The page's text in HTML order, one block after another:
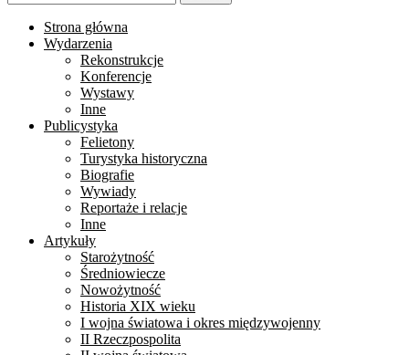
Strona główna
Wydarzenia
Rekonstrukcje
Konferencje
Wystawy
Inne
Publicystyka
Felietony
Turystyka historyczna
Biografie
Wywiady
Reportaże i relacje
Inne
Artykuły
Starożytność
Średniowiecze
Nowożytność
Historia XIX wieku
I wojna światowa i okres międzywojenny
II Rzeczpospolita